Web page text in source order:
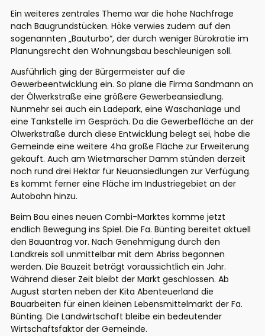
Ein weiteres zentrales Thema war die hohe Nachfrage
nach Baugrundstücken. Höke verwies zudem auf den
sogenannten „Bauturbo“, der durch weniger Bürokratie im
Planungsrecht den Wohnungsbau beschleunigen soll.
Ausführlich ging der Bürgermeister auf die
Gewerbeentwicklung ein. So plane die Firma Sandmann an
der Ölwerkstraße eine größere Gewerbeansiedlung.
Nunmehr sei auch ein Ladepark, eine Waschanlage und
eine Tankstelle im Gespräch. Da die Gewerbefläche an der
Ölwerkstraße durch diese Entwicklung belegt sei, habe die
Gemeinde eine weitere 4ha große Fläche zur Erweiterung
gekauft. Auch am Wietmarscher Damm stünden derzeit
noch rund drei Hektar für Neuansiedlungen zur Verfügung.
Es kommt ferner eine Fläche im Industriegebiet an der
Autobahn hinzu.
Beim Bau eines neuen Combi-Marktes komme jetzt
endlich Bewegung ins Spiel. Die Fa. Bünting bereitet aktuell
den Bauantrag vor. Nach Genehmigung durch den
Landkreis soll unmittelbar mit dem Abriss begonnen
werden. Die Bauzeit beträgt voraussichtlich ein Jahr.
Während dieser Zeit bleibt der Markt geschlossen. Ab
August starten neben der Kita Abenteuerland die
Bauarbeiten für einen kleinen Lebensmittelmarkt der Fa.
Bünting. Die Landwirtschaft bleibe ein bedeutender
Wirtschaftsfaktor der Gemeinde.